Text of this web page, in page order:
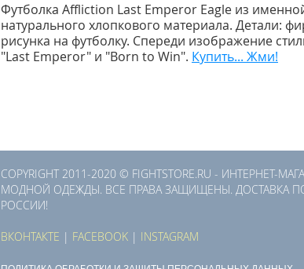
Футболка Affliction Last Emperor Eagle из
натурального хлопкового материала. Детали:
рисунка на футболку. Спереди изображение
"Last Emperor" и "Born to Win". Купить... Жми!
COPYRIGHT 2011-2020 © FIGHTSTORE.RU - ИНТЕРНЕТ-
МОДНОЙ ОДЕЖДЫ. ВСЕ ПРАВА ЗАЩИЩЕНЫ. ДОСТАВКА
РОССИИ!
ВКОНТАКТЕ | FACEBOOK | INSTAGRAM